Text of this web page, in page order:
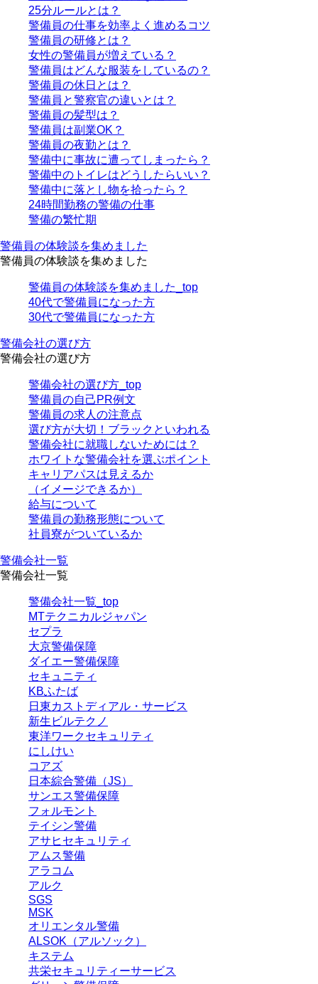
25分ルールとは？
警備員の仕事を効率よく進めるコツ
警備員の研修とは？
女性の警備員が増えている？
警備員はどんな服装をしているの？
警備員の休日とは？
警備員と警察官の違いとは？
警備員の髪型は？
警備員は副業OK？
警備員の夜勤とは？
警備中に事故に遭ってしまったら？
警備中のトイレはどうしたらいい？
警備中に落とし物を拾ったら？
24時間勤務の警備の仕事
警備の繁忙期
警備員の体験談を集めました
警備員の体験談を集めました
警備員の体験談を集めました_top
40代で警備員になった方
30代で警備員になった方
警備会社の選び方
警備会社の選び方
警備会社の選び方_top
警備員の自己PR例文
警備員の求人の注意点
選び方が大切！ブラックといわれる
警備会社に就職しないためには？
ホワイトな警備会社を選ぶポイント
キャリアパスは見えるか
（イメージできるか）
給与について
警備員の勤務形態について
社員寮がついているか
警備会社一覧
警備会社一覧
警備会社一覧_top
MTテクニカルジャパン
セプラ
大京警備保障
ダイエー警備保障
セキュニティ
KBふたば
日東カストディアル・サービス
新生ビルテクノ
東洋ワークセキュリティ
にしけい
コアズ
日本綜合警備（JS）
サンエス警備保障
フォルモント
テイシン警備
アサヒセキュリティ
アムス警備
アラコム
アルク
SGS
MSK
オリエンタル警備
ALSOK（アルソック）
キステム
共栄セキュリティーサービス